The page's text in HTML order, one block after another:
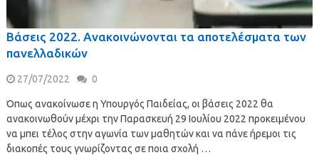
Βάσεις 2022. Ανακοινώνονται τα αποτελέσματα των
πανελλαδικών
27/07/2022 0
Όπως ανακοίνωσε η Υπουργός Παιδείας, οι βάσεις 2022 θα
ανακοινωθούν μέχρι την Παρασκευή 29 Ιουλίου 2022 προκειμένου
να μπει τέλος στην αγωνία των μαθητών και να πάνε ήρεμοι τις
διακοπές τους γνωρίζοντας σε ποια σχολή …